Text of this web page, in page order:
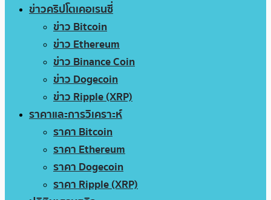
ข่าวคริปโตเคอเรนซี่
ข่าว Bitcoin
ข่าว Ethereum
ข่าว Binance Coin
ข่าว Dogecoin
ข่าว Ripple (XRP)
ราคาและการวิเคราะห์
ราคา Bitcoin
ราคา Ethereum
ราคา Dogecoin
ราคา Ripple (XRP)